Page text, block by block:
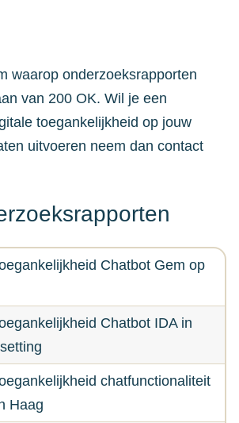
waarop onderzoeksrapporten
van 200 OK. Wil je een
toegankelijkheid op jouw
uitvoeren neem dan contact
Chatbot Gem op
Chatbot IDA in
chatfunctionaliteit
Haag